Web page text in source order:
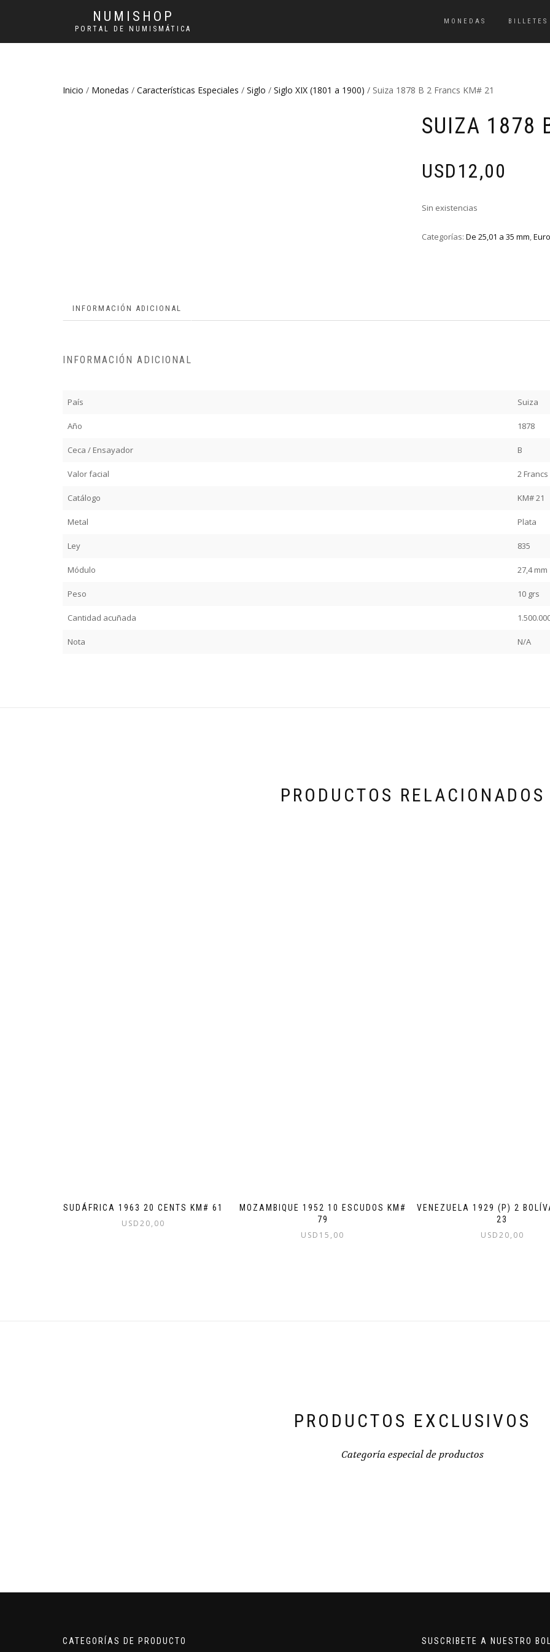
NUMISHOP
PORTAL DE NUMISMÁTICA
MONEDAS BILLETES
Inicio / Monedas / Características Especiales / Siglo / Siglo XIX (1801 a 1900) / Suiza 1878 B 2 Francs KM# 21
SUIZA 1878
USD12,00
Sin existencias
Categorías: De 25,01 a 35 mm,
INFORMACIÓN ADICIONAL
INFORMACIÓN ADICIONAL
País Suiza
Año 1878
Ceca / Ensayador B
Valor facial 2 Francs
Catálogo KM# 21
Metal Plata
Ley 835
Módulo 27,4 mm
Peso 10 grs
Cantidad acuñada
Nota N/A
PRODUCTOS RELACIONADOS
SUDÁFRICA 1963 20 CENTS KM# 61
USD20,00
MOZAMBIQUE 1952 10 ESCUDOS KM#
79
USD 15,00
VENEZUELA 1929 (P) 2
23
USD20,00
PRODUCTOS EXCLUSIVOS
Categoría especial de productos
CATEGORÍAS DE PRODUCTO SUSCRIBETE A NUESTRO